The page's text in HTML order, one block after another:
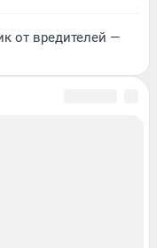
от вредителей —